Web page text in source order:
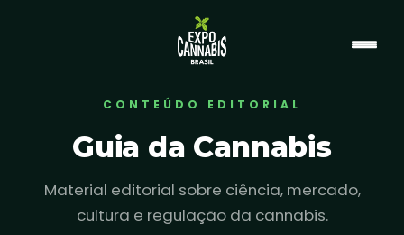
CONTEÚDO EDITORIAL
Guia da Cannabis
Material editorial sobre ciência, mercado,
cultura e regulação da cannabis.